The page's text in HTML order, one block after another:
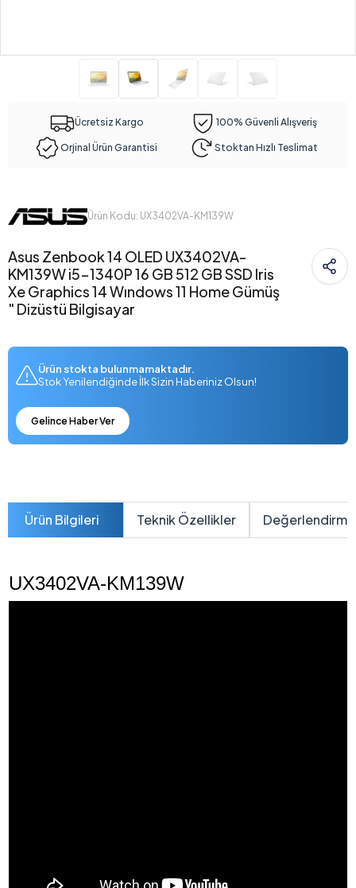
Ücretsiz Kargo 100% Güvenli Alışveriş
Orjinal Ürün Garantisi Stoktan Hızlı Teslimat
Ürün Kodu: UX3402VA-KM139W
Asus Zenbook 14 OLED UX3402VA-
KM139W i5-1340P 16 GB 512 GB SSD Iris
Xe Graphics 14 Wındows 11 Home Gümüş
" Dizüstü Bilgisayar
Ürün stokta bulunmamaktadır.
Stok Yenilendiğinde İlk Sizin Haberiniz Olsun!
Gelince Haber Ver
Ürün Bilgileri Teknik Özellikler
UX3402VA-KM139W